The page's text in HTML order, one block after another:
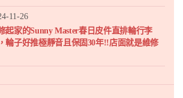
11-26
起家的Sunny Master春日皮件直排輪行李
輪子好推極靜音且保固30年!!店面就是維修